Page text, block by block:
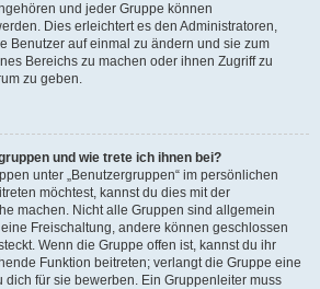
und jeder Gruppe können
Dies erleichtert es den Administratoren,
Benutzer auf einmal zu ändern und sie zum
Bereichs zu machen oder ihnen Zugriff zu
zu geben.
und wie trete ich ihnen bei?
unter „Benutzergruppen“ im persönlichen
möchtest, kannst du dies mit der
machen. Nicht alle Gruppen sind allgemein
Freischaltung, andere können geschlossen
Wenn die Gruppe offen ist, kannst du ihr
Funktion beitreten; verlangt die Gruppe eine
dich für sie bewerben. Ein Gruppenleiter muss